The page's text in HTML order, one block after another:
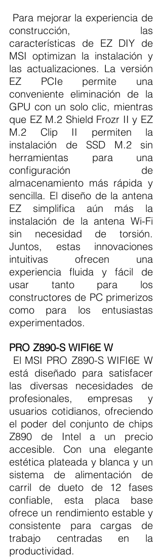
construcción, las
características de EZ DIY de
MSI optimizan la instalación y
las actualizaciones. La versión
EZ PCIe permite una
conveniente eliminación de la
GPU con un solo clic, mientras
que EZ M.2 Shield Frozr II y EZ
M.2 Clip II permiten la
instalación de SSD M.2 sin
herramientas para una
configuración de
almacenamiento más rápida y
sencilla. El diseño de la antena
EZ simplifica aún más la
instalación de la antena Wi-Fi
sin necesidad de torsión.
Juntos, estas innovaciones
intuitivas ofrecen una
experiencia fluida y fácil de
usar tanto para los
constructores de PC primerizos
como para los entusiastas
experimentados.
PRO Z890-S WIFI6E W
está diseñado para satisfacer
las diversas necesidades de
profesionales, empresas y
usuarios cotidianos, ofreciendo
el poder del conjunto de chips
Z890 de Intel a un precio
accesible. Con una elegante
estética plateada y blanca y un
sistema de alimentación de
carril de dueto de 12 fases
confiable, esta placa base
ofrece un rendimiento estable y
consistente para cargas de
trabajo centradas en la
productividad.